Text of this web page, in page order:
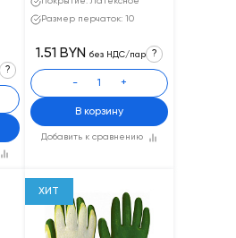
?
Размер перчаток: 10
Добавить к сравнению
1.51 BYN без НДС/пар ?
- +
В корзину
ХИТ